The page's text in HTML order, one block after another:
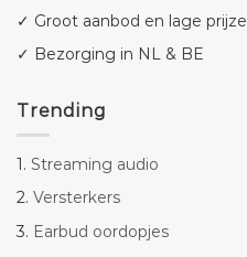
✓ Groot aanbod en lage
✓ Bezorging in NL & BE
Trending
1. Streaming audio
2. Versterkers
3. Earbud oordopjes